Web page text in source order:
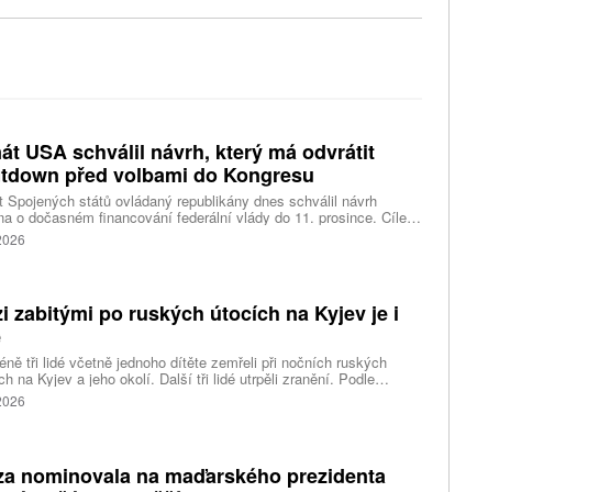
USA schválil návrh, který má odvrátit
před volbami do Kongresu
Spojených států ovládaný republikány dnes schválil návrh
o dočasném financování federální vlády do 11. prosince. Cílem
je předejít před listopadovými volbami do Kongresu
shutdownu, tedy omezení chodu vlády v důsledku
zabitými po ruských útocích na Kyjev je i
tři lidé včetně jednoho dítěte zemřeli při nočních ruských
na Kyjev a jeho okolí. Další tři lidé utrpěli zranění. Podle
úřadů Rusové použili mimo jiné balistické rakety.
nominovala na maďarského prezidenta